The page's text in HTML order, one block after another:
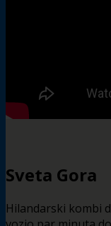
Sveta Gora
Hilandarski kombi